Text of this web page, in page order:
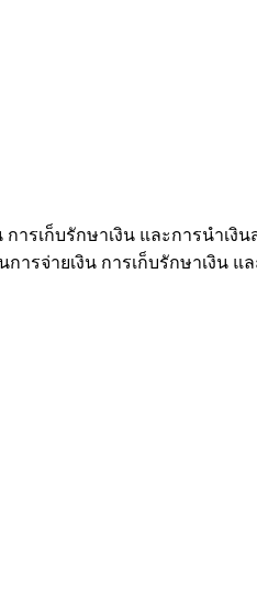
การเก็บรักษาเงิน และการนำเ
ารจ่ายเงิน การเก็บรักษาเงิน